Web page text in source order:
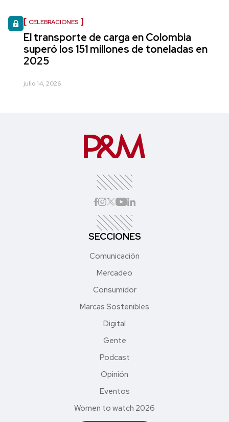
CELEBRACIONES
El transporte de carga en Colombia
superó los 151 millones de toneladas en
2025
julio 14, 2026
SECCIONES
Comunicación
Mercadeo
Consumidor
Marcas Sostenibles
Digital
Gente
Podcast
Opinión
Eventos
Women to watch 2026